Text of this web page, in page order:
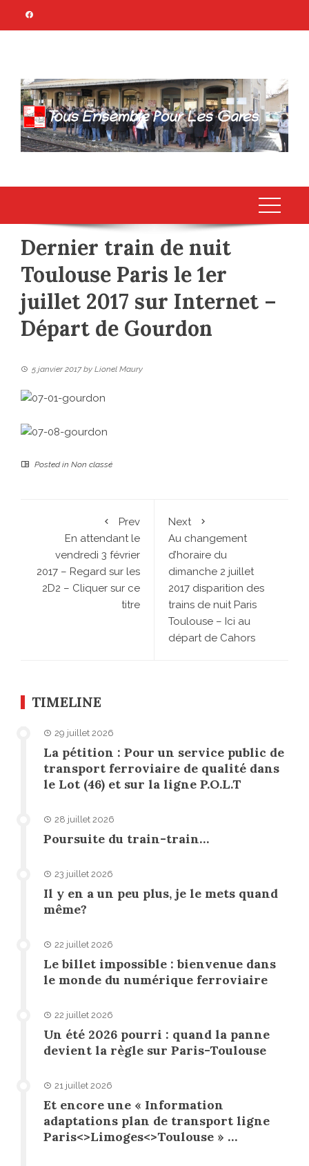
TOUS ENSEMBLE
POUR LES GARES
Association Citoyenne
Dernier train de nuit
Toulouse Paris le 1er
juillet 2017 sur Internet –
Départ de Gourdon
5 janvier 2017by Lionel Maury
Posted in Non classé
Prev
En attendant le
vendredi 3 février
2017 – Regard sur les
2D2 – Cliquer sur ce
titre
Next
Au changement
d’horaire du
dimanche 2 juillet
2017 disparition des
trains de nuit Paris
Toulouse – Ici au
départ de Cahors
TIMELINE
29 juillet 2026
La pétition : Pour un service public de
transport ferroviaire de qualité dans
le Lot (46) et sur la ligne P.O.L.T
28 juillet 2026
Poursuite du train-train…
23 juillet 2026
Il y en a un peu plus, je le mets quand
même?
22 juillet 2026
Le billet impossible : bienvenue dans
le monde du numérique ferroviaire
22 juillet 2026
Un été 2026 pourri : quand la panne
devient la règle sur Paris-Toulouse
21 juillet 2026
Et encore une « Information
adaptations plan de transport ligne
Paris<>Limoges<>Toulouse » …